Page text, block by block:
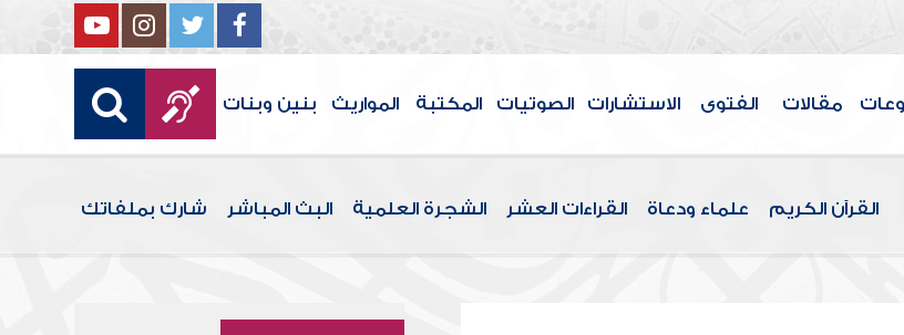
مقالات الفتوى الاستشارات الصوتيات المكتبة المواريث بنين وبنات
القرآن الكريم علماء ودعاة القراءات العشر الشجرة العلمية البث المباشر شارك بملفاتك